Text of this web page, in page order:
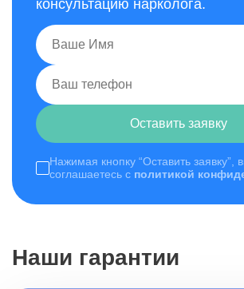
консультацию нарколога.
Нажимая кнопку “Оставить заявку”,
соглашаетесь с политикой
Оставить заявку
Наши гарантии